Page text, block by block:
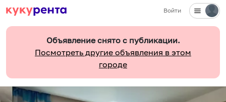
Войти
Объявление снято с публикации.
Посмотреть другие объявления в этом
городе